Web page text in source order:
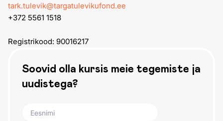
tark.tulevik@targatulevikufond.ee
+372 5561 1518
Registrikood: 90016217
Soovid olla kursis meie tegemiste ja
uudistega?